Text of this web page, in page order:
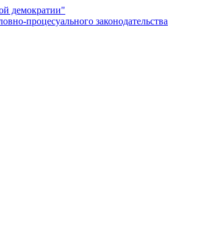
демократии"
процесуального законодательства